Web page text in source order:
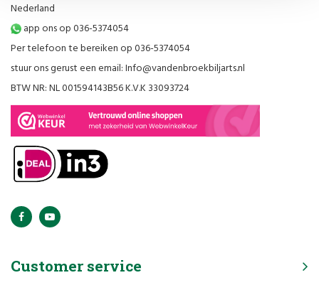
Nederland
app ons op 036-5374054
Per telefoon te bereiken op 036-5374054
stuur ons gerust een email:Info@vandenbroekbiljarts.nl
BTW NR: NL 001594143B56 K.V.K 33093724
Customer service